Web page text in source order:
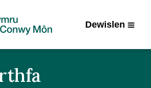
Dewislen